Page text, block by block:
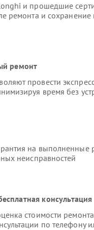
и прошедшие
ремонта и
ремонт
провести
время без
на выполненные
неисправностей
консультация
стоимости
по телефону